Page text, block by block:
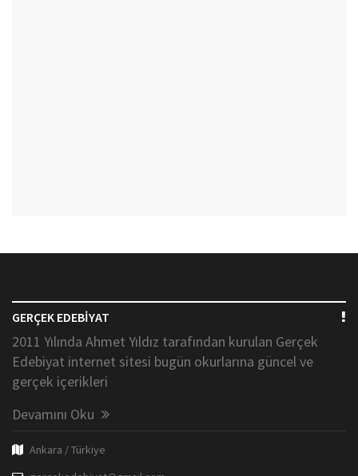
GERÇEK EDEBİYAT
2011 Yılında Ahmet Yıldız tarafından kurulan Gerçek
Edebiyat internet sitesi bugün okurlarına güncel ve
gerçek içerikleri
Devamını Oku
Ankara / Türkiye